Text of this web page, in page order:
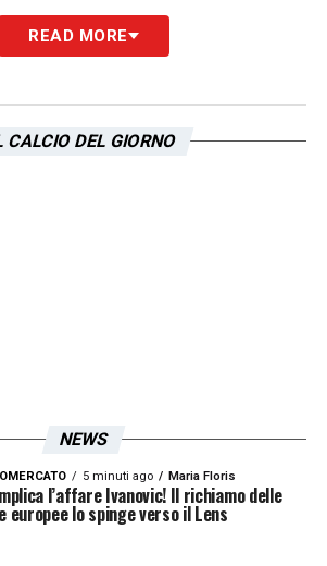
sessione odierna fino alla
lapartitellaa campo ridotto.
dell’allenatore
i belgi, con tutta
spazio in portaVargic
READ MORE
CALCIO DEL GIORNO
NEWS
5 minuti ago Maria Floris
l’affare Ivanovic! Il richiamo delle
europee lo spinge verso il Lens